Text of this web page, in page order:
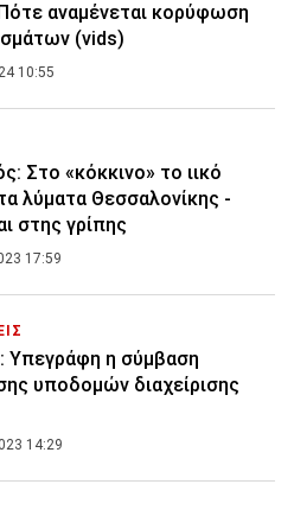
αναμένεται κορύφωση
(vids)
10:55
Στο «κόκκινο» το ιικό
λύματα Θεσσαλονίκης -
στης γρίπης
17:59
Υπεγράφη η σύμβαση
υποδομών διαχείρισης
14:29